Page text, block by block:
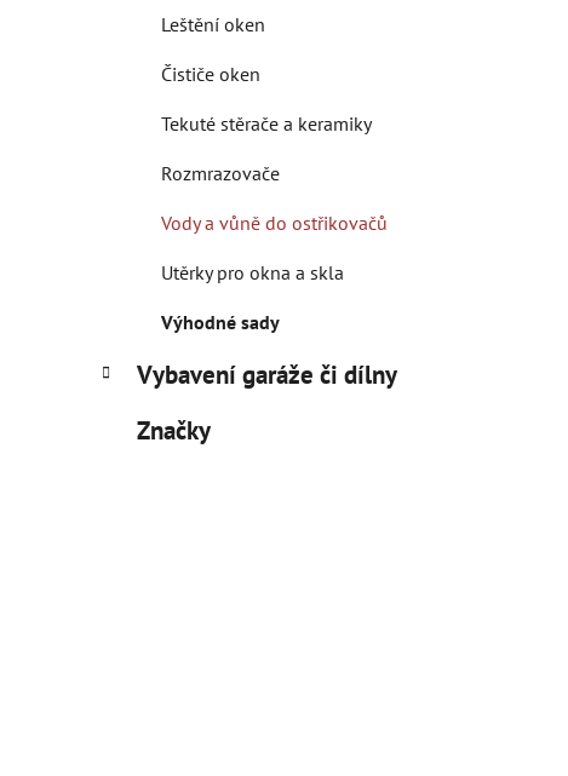
Leštění oken
Čističe oken
Tekuté stěrače a keramiky
Rozmrazovače
Vody a vůně do ostřikovačů
Utěrky pro okna a skla
Výhodné sady
Vybavení garáže či dílny
Značky